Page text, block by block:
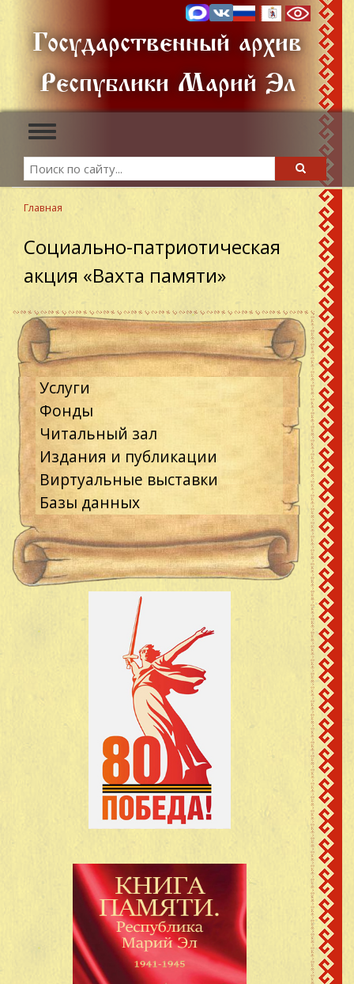
основному
содержанию
Государственный архив
Республики Марий Эл
Toggle
navigation
Search
Search
Главная
Социально-патриотическая
акция «Вахта памяти»
Услуги
Фонды
Читальный зал
Издания и публикации
Виртуальные выставки
Базы данных